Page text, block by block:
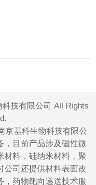
技有限公司 All Rights
京基科生物科技有限公
，目前产品涉及磁性微
材料，硅纳米材料，聚
公司还提供材料表面改
，药物靶向递送技术服